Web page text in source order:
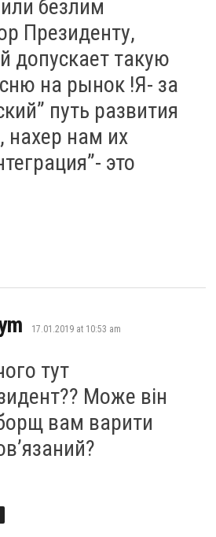
безлим
Президенту,
допускает такую
на рынок !Я- за
путь развития
нахер нам их
это
says:
17.01.2019 at 10:53 am
тут
Може він
вам варити